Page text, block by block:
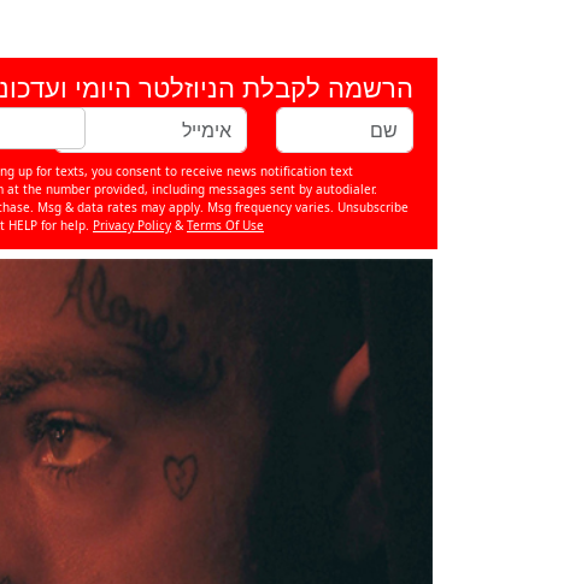
הרשמה לקבלת הניוזלטר היומי
up for texts, you consent to receive news notification text
at the number provided, including messages sent by autodialer.
Msg & data rates may apply. Msg frequency varies. Unsubscribe
HELP for help. Privacy Policy & Terms Of Use